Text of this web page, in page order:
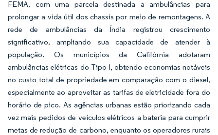
FEMA, com uma parcela destinada a ambulâncias para
prolongar a vida útil dos chassis por meio de remontagens. A
rede de ambulâncias da Índia registrou crescimento
significativo, ampliando sua capacidade de atender à
população. Os municípios da Califórnia adotaram
ambulâncias elétricas do Tipo I, obtendo economias notáveis
no custo total de propriedade em comparação com o diesel,
especialmente ao aproveitar as tarifas de eletricidade fora do
horário de pico. As agências urbanas estão priorizando cada
vez mais pedidos de veículos elétricos a bateria para cumprir
metas de redução de carbono, enquanto os operadores rurais